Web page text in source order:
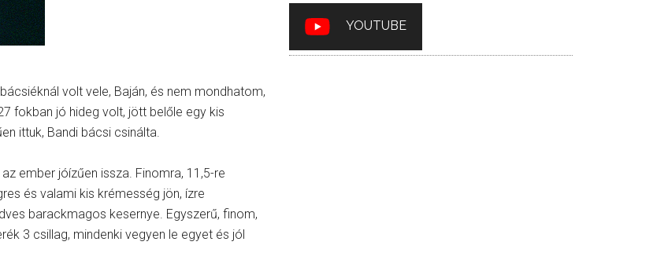
volt vele, Baján, és nem mondhatom,
fokban jó hideg volt, jött belőle egy kis
ittuk, Bandi bácsi csinálta.
ember jóízűen issza. Finomra, 11,5-re
és valami kis krémesség jön, ízre
barackmagos kesernye. Egyszerű, finom,
3 csillag, mindenki vegyen le egyet és jól
YOUTUBE